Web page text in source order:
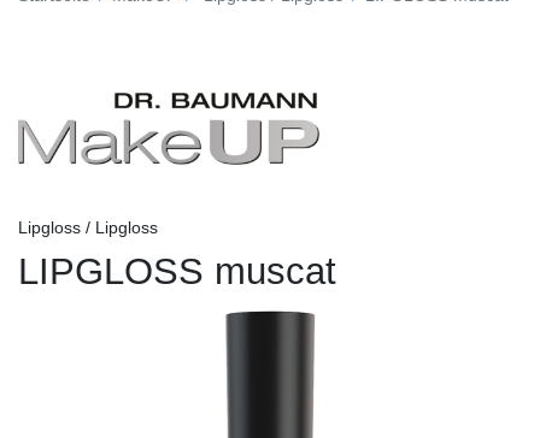
Lipgloss / Lipgloss
LIPGLOSS muscat